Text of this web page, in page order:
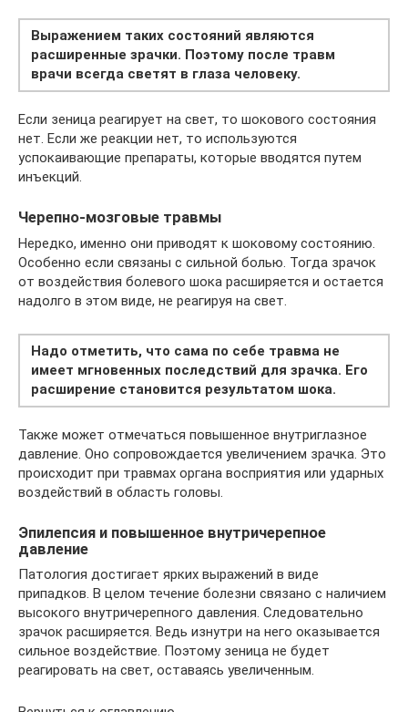
Выражением таких состояний являются
расширенные зрачки. Поэтому после травм
врачи всегда светят в глаза человеку.
Если зеница реагирует на свет, то шокового состояния
нет. Если же реакции нет, то используются
успокаивающие препараты, которые вводятся путем
инъекций.
Черепно-мозговые травмы
Нередко, именно они приводят к шоковому состоянию.
Особенно если связаны с сильной болью. Тогда зрачок
от воздействия болевого шока расширяется и остается
надолго в этом виде, не реагируя на свет.
Надо отметить, что сама по себе травма не
имеет мгновенных последствий для зрачка. Его
расширение становится результатом шока.
Также может отмечаться повышенное внутриглазное
давление. Оно сопровождается увеличением зрачка. Это
происходит при травмах органа восприятия или ударных
воздействий в область головы.
Эпилепсия и повышенное внутричерепное
давление
Патология достигает ярких выражений в виде
припадков. В целом течение болезни связано с наличием
высокого внутричерепного давления. Следовательно
зрачок расширяется. Ведь изнутри на него оказывается
сильное воздействие. Поэтому зеница не будет
реагировать на свет, оставаясь увеличенным.